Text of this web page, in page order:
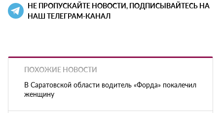
НЕ ПРОПУСКАЙТЕ НОВОСТИ, ПОДПИСЫВАЙТЕСЬ НА
НАШ ТЕЛЕГРАМ-КАНАЛ
ПОХОЖИЕ НОВОСТИ
В Саратовской области водитель «Форда» покалечил
женщину